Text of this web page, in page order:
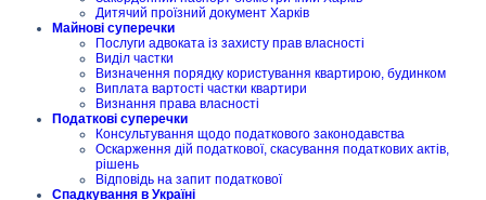
Дитячий проїзний документ Харків
Майнові суперечки
Послуги адвоката із захисту прав власності
Виділ частки
Визначення порядку користування квартирою, будинком
Виплата вартості частки квартири
Визнання права власності
Податкові суперечки
Консультування щодо податкового законодавства
Оскарження дій податкової, скасування податкових актів,
рішень
Відповідь на запит податкової
Спадкування в Україні